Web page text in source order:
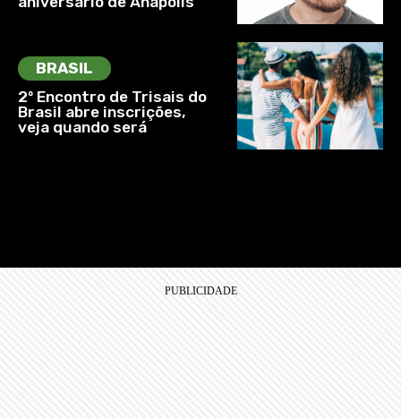
BRASIL
2º Encontro de Trisais do
Brasil abre inscrições,
veja quando será